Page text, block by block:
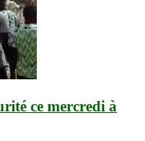
ce mercredi à